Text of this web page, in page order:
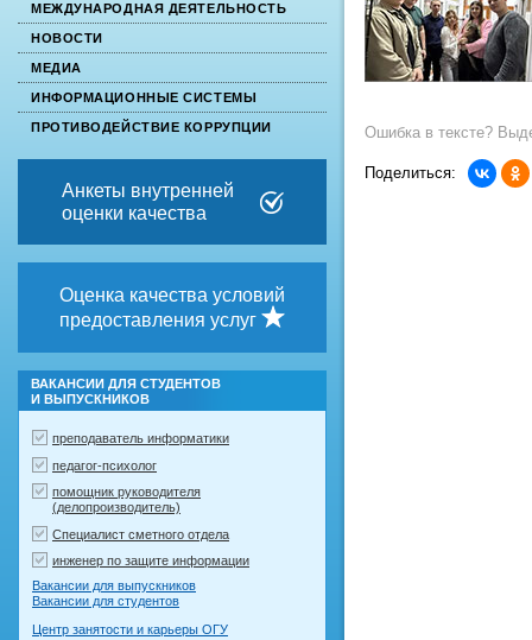
МЕЖДУНАРОДНАЯ ДЕЯТЕЛЬНОСТЬ
НОВОСТИ
МЕДИА
ИНФОРМАЦИОННЫЕ СИСТЕМЫ
ПРОТИВОДЕЙСТВИЕ КОРРУПЦИИ
Анкеты внутренней
оценки качества
Оценка качества условий
предоставления услуг
ВАКАНСИИ ДЛЯ СТУДЕНТОВ
И ВЫПУСКНИКОВ
преподаватель информатики
педагог-психолог
помощник руководителя
(делопроизводитель)
Специалист сметного отдела
инженер по защите информации
Вакансии для выпускников
Вакансии для студентов
Центр занятости и карьеры ОГУ
Ошибка в тексте?
Поделиться: